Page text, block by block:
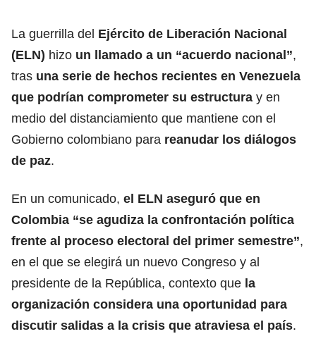
La guerrilla del Ejército de Liberación Nacional
(ELN) hizo un llamado a un “acuerdo nacional”,
tras una serie de hechos recientes en Venezuela
que podrían comprometer su estructura y en
medio del distanciamiento que mantiene con el
Gobierno colombiano para reanudar los diálogos
de paz.
En un comunicado, el ELN aseguró que en
Colombia “se agudiza la confrontación política
frente al proceso electoral del primer semestre”,
en el que se elegirá un nuevo Congreso y al
presidente de la República, contexto que la
organización considera una oportunidad para
discutir salidas a la crisis que atraviesa el país.